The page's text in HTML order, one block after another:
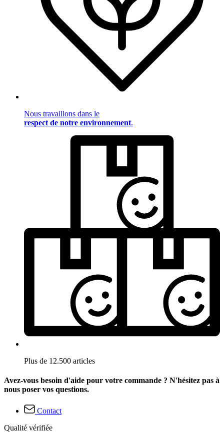
Nous travaillons dans le
respect de notre environnement.
Plus de 12.500 articles
Avez-vous besoin d'aide pour votre commande ? N'hésitez pas à
nous poser vos questions.
Contact
Qualité vérifiée